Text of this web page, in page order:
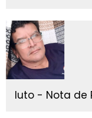
luto - Nota de